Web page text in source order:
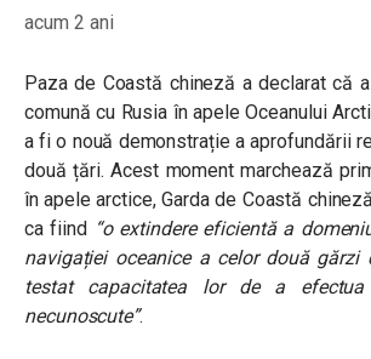
acum 2 ani
Paza de Coastă chineză a declarat că
comună cu Rusia în apele Oceanului
a fi o nouă demonstrație a aprofundării
două țări. Acest moment marchează
în apele arctice, Garda de Coastă
ca fiind “o extindere eficientă a
navigației oceanice a celor două gărzi
testat capacitatea lor de a
necunoscute”.